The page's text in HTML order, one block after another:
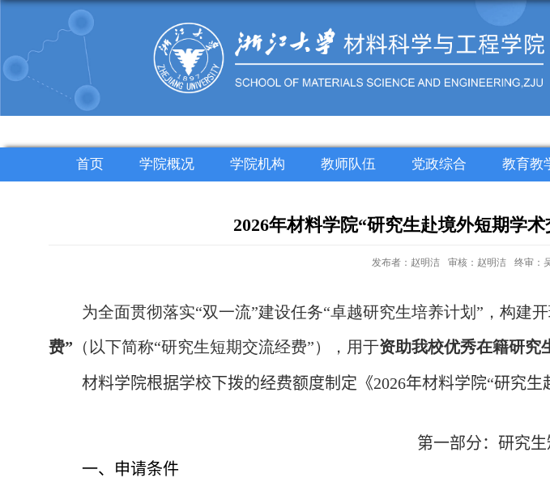
首页 学院概况 学院机构 教师队伍 党政综合 教育教
2026年材料学院“研究生赴境外短期学
发布者：赵明洁 审核：赵明洁 终审：
为全面贯彻落实“双一流”建设任务“卓越研究生培养计划”，构建
费” （以下简称“研究生短期交流经费”），用于资助我校优秀在籍研究
材料学院根据学校下拨的经费额度制定《2026年材料学院“研究生
第一部分：研究
一、申请条件